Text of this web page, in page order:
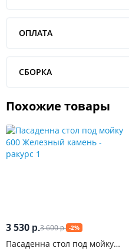
ОПЛАТА
СБОРКА
Похожие товары
3 530 р.3 600р. -2%
Пасаденна стол под мойку